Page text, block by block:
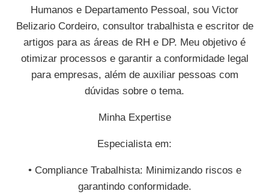
Humanos e Departamento Pessoal, sou Victor
Belizario Cordeiro, consultor trabalhista e escritor de
artigos para as áreas de RH e DP. Meu objetivo é
otimizar processos e garantir a conformidade legal
para empresas, além de auxiliar pessoas com
dúvidas sobre o tema.
Minha Expertise
Especialista em:
• Compliance Trabalhista: Minimizando riscos e
garantindo conformidade.